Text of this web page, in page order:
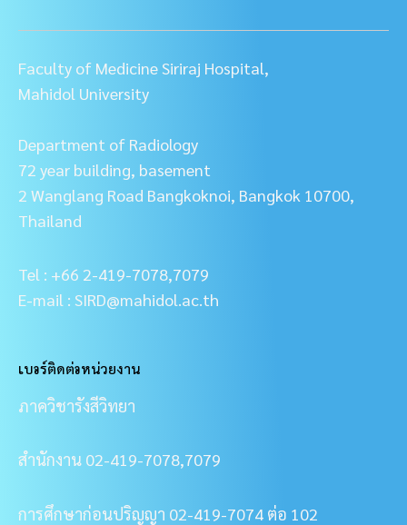
Faculty of Medicine Siriraj Hospital,
Mahidol University
Department of Radiology
72 year building, basement
2 Wanglang Road Bangkoknoi, Bangkok 10700,
Thailand
Tel : +66 2-419-7078,7079
E-mail : SIRD@mahidol.ac.th
เบอร์ติดต่อหน่วยงาน
ภาควิชารังสีวิทยา
สำนักงาน 02-419-7078,7079
การศึกษาก่อนปริญญา 02-419-7074 ต่อ 102